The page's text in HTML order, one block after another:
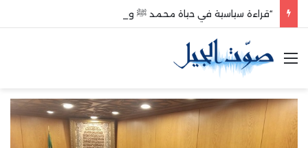
“قراءة سياسية في حياة محمد ﷺ وبعد وفاته”
القائمة